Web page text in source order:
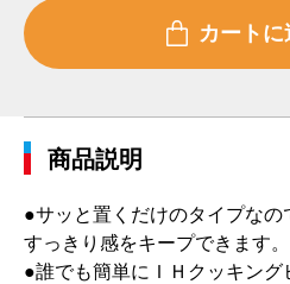
商品説明
●サッと置くだけのタイプな
すっきり感をキープできます。
●誰でも簡単にＩＨクッキング